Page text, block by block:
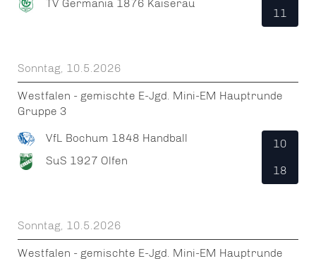
TV Germania 1876 Kaiserau
11
Sonntag, 10.5.2026
Westfalen - gemischte E-Jgd. Mini-EM Hauptrunde
Gruppe 3
VfL Bochum 1848 Handball
SuS 1927 Olfen
10
18
Sonntag, 10.5.2026
Westfalen - gemischte E-Jgd. Mini-EM Hauptrunde